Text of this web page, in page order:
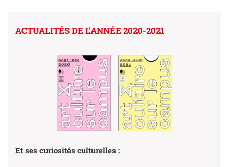
ACTUALITÉS DE L'ANNÉE 2020-2021
Et ses curiosités culturelles :